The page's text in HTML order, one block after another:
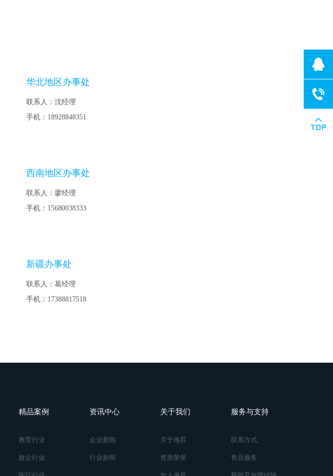
华北地区办事处
联系人：沈经理
手机： 18928848351
西南地区办事处
联系人： 廖经理
手机： 15680038333
新疆办事处
联系人：葛经理
手机：17388817518
精品案例
教育行业
政企行业
资讯中心
企业新闻
行业新闻
关于我们
关于海昇
资质荣誉
服务与支持
联系方式
售后服务